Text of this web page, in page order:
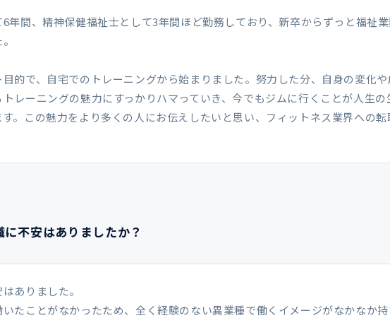
年間、精神保健福祉士として3年間ほど勤務しており、新卒からずっと福祉
的で、自宅でのトレーニングから始まりました。努力した分、自身の変化
レーニングの魅力にすっかりハマっていき、今でもジムに行くことが人生の
。この魅力をより多くの人にお伝えしたいと思い、フィットネス業界への転
不安はありましたか？
ありました。
たことがなかったため、全く経験のない異業種で働くイメージがなかなか